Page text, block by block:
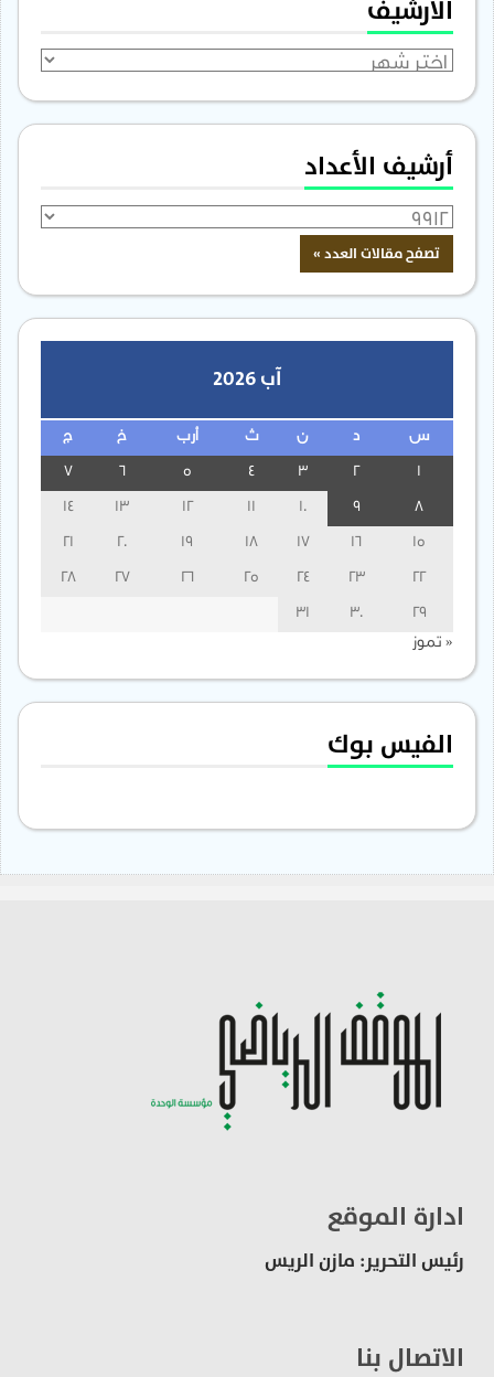
الأرشيف
الأرشيف
أرشيف الأعداد
آب 2026
س ن ث أرب خ ج
3
13
14
15
16
17
18
19
20
21
22
23
24
25
26
27
28
29
30
31
« تموز
الفيس بوك
ادارة الموقع
رئيس التحرير: مازن الريس
الاتصال بنا